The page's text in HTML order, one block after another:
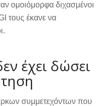
ομοιόμορφα διχασμένοι
τους έκανε να
έχει δώσει
συμμετεχόντων που